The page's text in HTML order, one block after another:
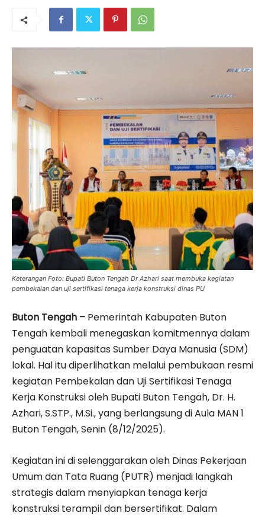
Keterangan Foto: Bupati Buton Tengah Dr Azhari saat membuka kegiatan
pembekalan dan uji sertifikasi tenaga kerja konstruksi dinas PU
Buton Tengah – Pemerintah Kabupaten Buton
Tengah kembali menegaskan komitmennya dalam
penguatan kapasitas Sumber Daya Manusia (SDM)
lokal. Hal itu diperlihatkan melalui pembukaan resmi
kegiatan Pembekalan dan Uji Sertifikasi Tenaga
Kerja Konstruksi oleh Bupati Buton Tengah, Dr. H.
Azhari, S.STP., M.Si., yang berlangsung di Aula MAN 1
Buton Tengah, Senin (8/12/2025).
Kegiatan ini di selenggarakan oleh Dinas Pekerjaan
Umum dan Tata Ruang (PUTR) menjadi langkah
strategis dalam menyiapkan tenaga kerja
konstruksi terampil dan bersertifikat. Dalam